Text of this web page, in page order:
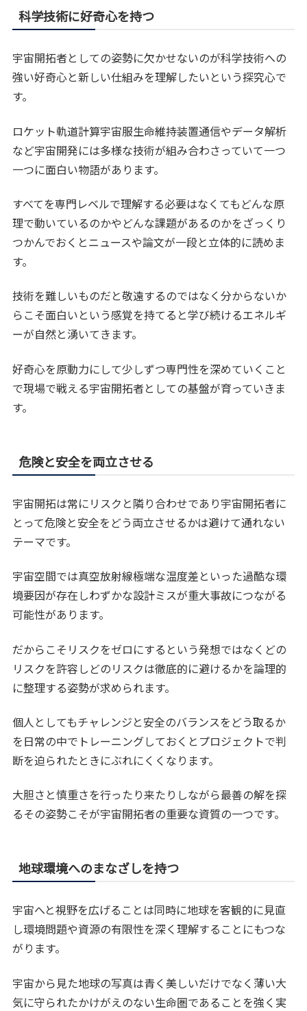
科学技術に好奇心を持つ
宇宙開拓者としての姿勢に欠かせないのが科学技術への
強い好奇心と新しい仕組みを理解したいという探究心で
す。
ロケット軌道計算宇宙服生命維持装置通信やデータ解析
など宇宙開発には多様な技術が組み合わさっていて一つ
一つに面白い物語があります。
すべてを専門レベルで理解する必要はなくてもどんな原
理で動いているのかやどんな課題があるのかをざっくり
つかんでおくとニュースや論文が一段と立体的に読めま
す。
技術を難しいものだと敬遠するのではなく分からないか
らこそ面白いという感覚を持てると学び続けるエネルギ
ーが自然と湧いてきます。
好奇心を原動力にして少しずつ専門性を深めていくこと
で現場で戦える宇宙開拓者としての基盤が育っていきま
す。
危険と安全を両立させる
宇宙開拓は常にリスクと隣り合わせであり宇宙開拓者に
とって危険と安全をどう両立させるかは避けて通れない
テーマです。
宇宙空間では真空放射線極端な温度差といった過酷な環
境要因が存在しわずかな設計ミスが重大事故につながる
可能性があります。
だからこそリスクをゼロにするという発想ではなくどの
リスクを許容しどのリスクは徹底的に避けるかを論理的
に整理する姿勢が求められます。
個人としてもチャレンジと安全のバランスをどう取るか
を日常の中でトレーニングしておくとプロジェクトで判
断を迫られたときにぶれにくくなります。
大胆さと慎重さを行ったり来たりしながら最善の解を探
るその姿勢こそが宇宙開拓者の重要な資質の一つです。
地球環境へのまなざしを持つ
宇宙へと視野を広げることは同時に地球を客観的に見直
し環境問題や資源の有限性を深く理解することにもつな
がります。
宇宙から見た地球の写真は青く美しいだけでなく薄い大
気に守られたかけがえのない生命圏であることを強く実